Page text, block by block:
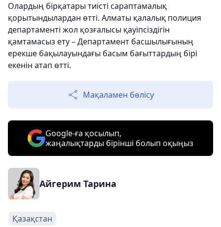
Олардың бірқатары тиісті сараптамалық
қорытындылардан өтті. Алматы қалалық полиция
департаменті жол қозғалысы қауіпсіздігін
қамтамасыз ету – Департамент басшылығының
ерекше бақылауындағы басым бағыттардың бірі
екенін атап өтті.
Мақаламен бөлісу
Google-ға қосылып,
жаңалықтарды бірінші болып оқыңыз
Айгерим Тарина
Қазақстан